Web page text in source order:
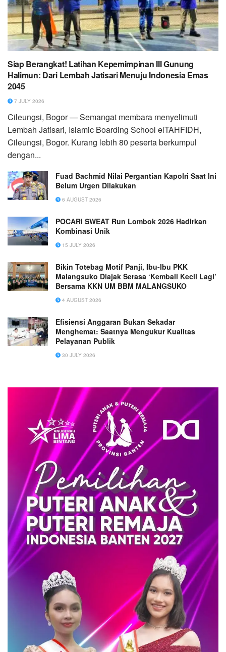
Siap Berangkat! Latihan Kepemimpinan III Gunung
Halimun: Dari Lembah Jatisari Menuju Indonesia Emas
2045
7 JULY 2026
Cileungsi, Bogor — Semangat membara menyelimuti
Lembah Jatisari, Islamic Boarding School elTAHFIDH,
Cileungsi, Bogor. Kurang lebih 80 peserta berkumpul
dengan...
Fuad Bachmid Nilai Pergantian Kapolri Saat Ini
Belum Urgen Dilakukan
6 AUGUST 2026
POCARI SWEAT Run Lombok 2026 Hadirkan
Kombinasi Unik
15 JULY 2026
Bikin Totebag Motif Panji, Ibu-Ibu PKK
Malangsuko Diajak Serasa ‘Kembali Kecil Lagi’
Bersama KKN UM BBM MALANGSUKO
4 AUGUST 2026
Efisiensi Anggaran Bukan Sekadar
Menghemat: Saatnya Mengukur Kualitas
Pelayanan Publik
30 JULY 2026